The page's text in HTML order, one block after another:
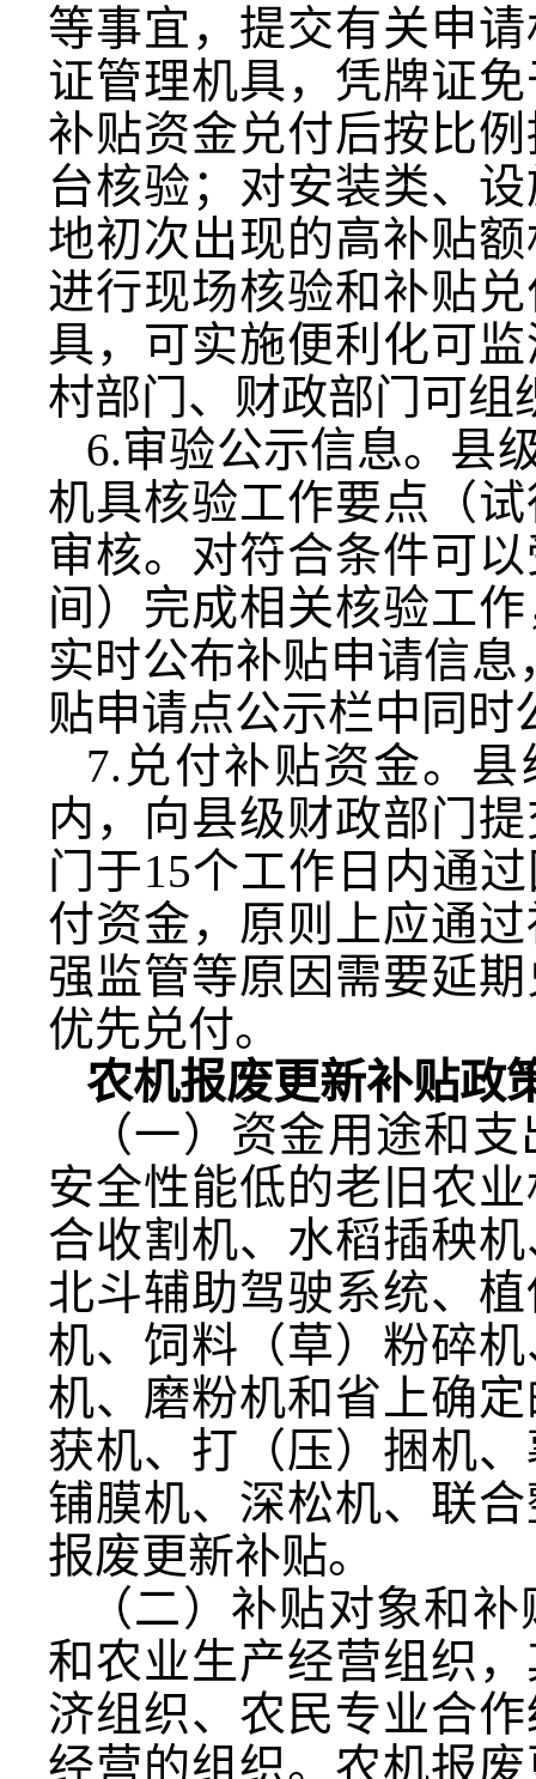
等事宜，提交有关申
证管理机具，凭牌证
补贴资金兑付后按比
台核验；对安装类、
地初次出现的高补贴
进行现场核验和补贴
具，可实施便利化可
村部门、财政部门可组
6.审验公示信息。县
机具核验工作要点（
审核。对符合条件可
间）完成相关核验工
实时公布补贴申请信
贴申请点公示栏中同时
7.兑付补贴资金。
内，向县级财政部门
门于15个工作日内通
付资金，原则上应通
强监管等原因需要延
优先兑付。
农机报废更新补贴政
（一）资金用途和
安全性能低的老旧农
合收割机、水稻插秧
北斗辅助驾驶系统、
机、饲料（草）粉碎
机、磨粉机和省上确
获机、打（压）捆机
铺膜机、深松机、联
报废更新补贴。
（二）补贴对象和
和农业生产经营组织
济组织、农民专业合
经营的组织。农机报